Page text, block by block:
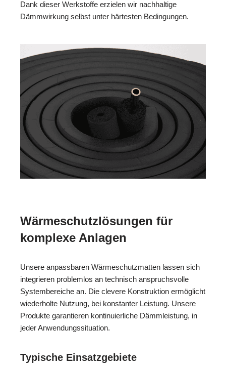
Dank dieser Werkstoffe erzielen wir nachhaltige
Dämmwirkung selbst unter härtesten Bedingungen.
Wärmeschutzlösungen für
komplexe Anlagen
Unsere anpassbaren Wärmeschutzmatten lassen sich
integrieren problemlos an technisch anspruchsvolle
Systembereiche an. Die clevere Konstruktion ermöglicht
wiederholte Nutzung, bei konstanter Leistung. Unsere
Produkte garantieren kontinuierliche Dämmleistung, in
jeder Anwendungssituation.
Typische Einsatzgebiete